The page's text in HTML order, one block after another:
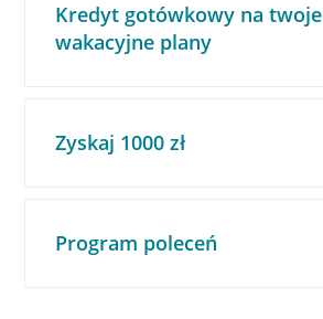
Kredyt gotówkowy na twoje
wakacyjne plany
Zyskaj 1000 zł
Program poleceń